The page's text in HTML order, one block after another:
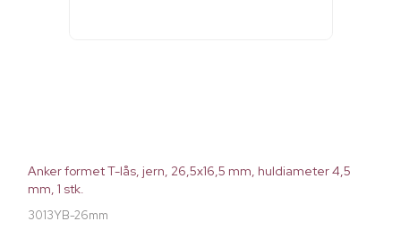
Anker formet T-lås, jern, 26,5x16,5 mm, huldiameter 4,5
mm, 1 stk.
3013YB-26mm